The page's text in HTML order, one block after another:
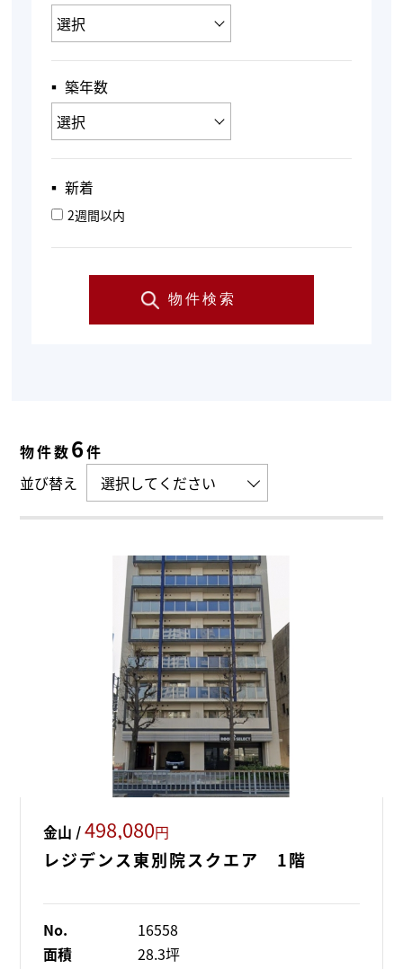
▪︎ 築年数
▪︎ 新着
2週間以内
物件検索
物件数6件
並び替え
金山 /498,080円
レジデンス東別院スクエア 1階
No.
16558
面積
28.3坪